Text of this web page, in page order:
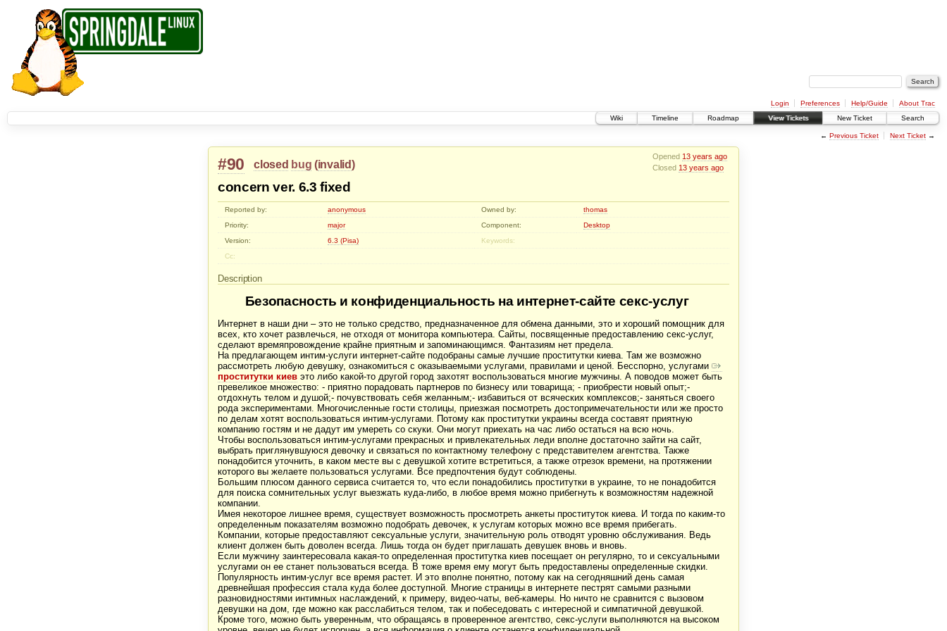
Login Preferences Help/Guide
About Trac
Wiki
Timeline Roadmap View Tickets New Ticket Search
← Previous Ticket Next Ticket→
Opened 13 years ago
Closed 13 years ago
#90 closed bug (invalid)
concern ver. 6.3 fixed
Reported by: anonymous Owned by:
thomas
Priority:
major Component:
Desktop
Version:
6.3 (Pisa)
Keywords:
Cc:
Description
Безопасность и конфиденциальность на интернет-сайте секс-услуг
Интернет в наши дни – это не только средство, предназначенное для обмена данными, это и хороший помощник для
всех, кто хочет развлечься, не отходя от монитора компьютера. Сайты, посвященные предоставлению секс-услуг,
сделают времяпровождение крайне приятным и запоминающимся. Фантазиям нет предела.
На предлагающем интим-услуги интернет-сайте подобраны самые лучшие проститутки киева. Там же возможно
рассмотреть любую девушку, ознакомиться с оказываемыми услугами, правилами и ценой. Бесспорно, услугами
проститутки киев это либо какой-то другой город захотят воспользоваться многие мужчины. А поводов может быть
превеликое множество: - приятно порадовать партнеров по бизнесу или товарища; - приобрести новый опыт;-
отдохнуть телом и душой;- почувствовать себя желанным;- избавиться от всяческих комплексов;- заняться своего
рода экспериментами. Многочисленные гости столицы, приезжая посмотреть достопримечательности или же просто
по делам хотят воспользоваться интим-услугами. Потому как проститутки украины всегда составят приятную
компанию гостям и не дадут им умереть со скуки. Они могут приехать на час либо остаться на всю ночь.
Чтобы воспользоваться интим-услугами прекрасных и привлекательных леди вполне достаточно зайти на сайт,
выбрать приглянувшуюся девочку и связаться по контактному телефону с представителем агентства. Также
понадобится уточнить, в каком месте вы с девушкой хотите встретиться, а также отрезок времени, на протяжении
которого вы желаете пользоваться услугами. Все предпочтения будут соблюдены.
Большим плюсом данного сервиса считается то, что если понадобились проститутки в украине, то не понадобится
для поиска сомнительных услуг выезжать куда-либо, в любое время можно прибегнуть к возможностям надежной
компании.
Имея некоторое лишнее время, существует возможность просмотреть анкеты проституток киева. И тогда по каким-то
определенным показателям возможно подобрать девочек, к услугам которых можно все время прибегать.
Компании, которые предоставляют сексуальные услуги, значительную роль отводят уровню обслуживания. Ведь
клиент должен быть доволен всегда. Лишь тогда он будет приглашать девушек вновь и вновь.
Если мужчину заинтересовала какая-то определенная проститутка киев посещает он регулярно, то и сексуальными
услугами он ее станет пользоваться всегда. В тоже время ему могут быть предоставлены определенные скидки.
Популярность интим-услуг все время растет. И это вполне понятно, потому как на сегодняшний день самая
древнейшая профессия стала куда более доступной. Многие страницы в интернете пестрят самыми разными
разновидностями интимных наслаждений, к примеру, видео-чаты, веб-камеры. Но ничто не сравнится с вызовом
девушки на дом, где можно как расслабиться телом, так и побеседовать с интересной и симпатичной девушкой.
Кроме того, можно быть уверенным, что обращаясь в проверенное агентство, секс-услуги выполняются на высоком